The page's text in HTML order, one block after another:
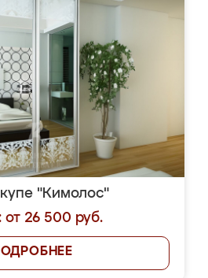
"Кимолос"
от 26 500 руб.